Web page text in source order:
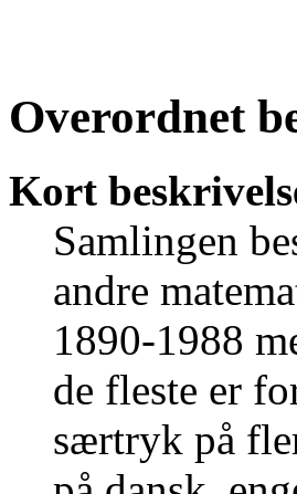
Overordnet
Kort
Samlingen
andre
1890-1988
de fleste er
særtryk på